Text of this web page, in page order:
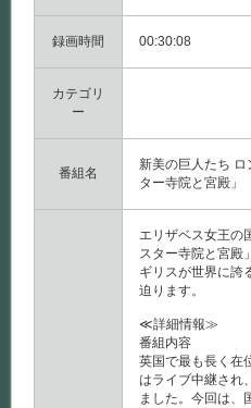
ミ
タ
と
宮
録画時間 00:30:08
カテゴリ
ー
番組名
新美の巨人たち
ター寺院と宮殿」
エリザベス女王の
スター寺院と宮殿
ギリスが世界に誇
迫ります。
≪詳細情報≫
番組内容
英国で最も長く在
はライブ中継され
ました。今回は、